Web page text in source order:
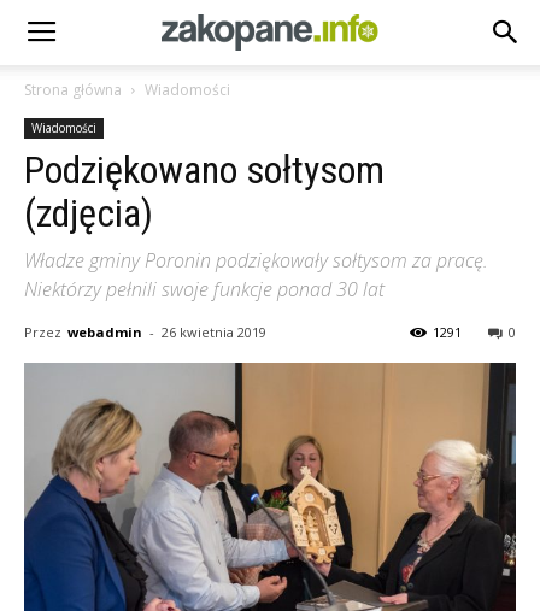
Strona główna Wiadomości
Wiadomości
Podziękowano sołtysom
(zdjęcia)
Władze gminy Poronin podziękowały sołtysom za pracę.
Niektórzy pełnili swoje funkcje ponad 30 lat
Przez webadmin - 26 kwietnia 2019 0
1291